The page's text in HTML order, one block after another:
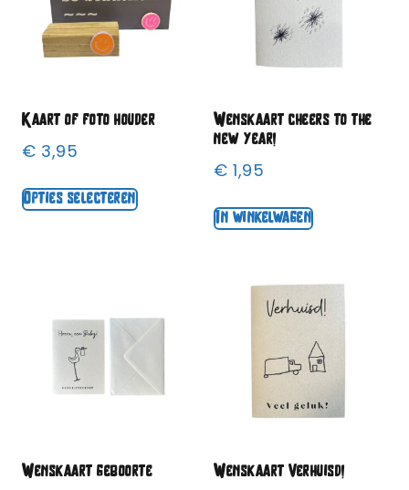
Kaart of foto houder
€ 3,95
Opties selecteren
Wenskaart cheers to the
new year!
€ 1,95
In winkelwagen
Wenskaart geboorte Wenskaart Verhuisd!